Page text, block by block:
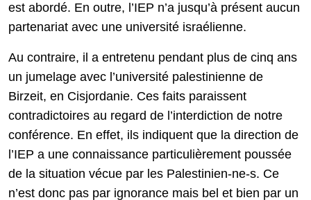
est abordé. En outre, l’IEP n’a jusqu’à présent aucun
partenariat avec une université israélienne.
Au contraire, il a entretenu pendant plus de cinq ans
un jumelage avec l’université palestinienne de
Birzeit, en Cisjordanie. Ces faits paraissent
contradictoires au regard de l’interdiction de notre
conférence. En effet, ils indiquent que la direction de
l’IEP a une connaissance particulièrement poussée
de la situation vécue par les Palestinien-ne-s. Ce
n’est donc pas par ignorance mais bel et bien par un